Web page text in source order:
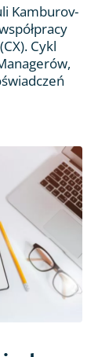
Kamburov-
Cykl